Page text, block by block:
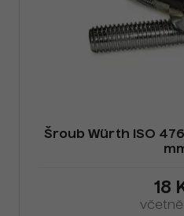
Šroub Würth ISO
18
včetně